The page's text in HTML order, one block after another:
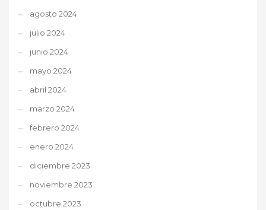
agosto 2024
julio 2024
junio 2024
mayo 2024
abril 2024
marzo 2024
febrero 2024
enero 2024
diciembre 2023
noviembre 2023
octubre 2023